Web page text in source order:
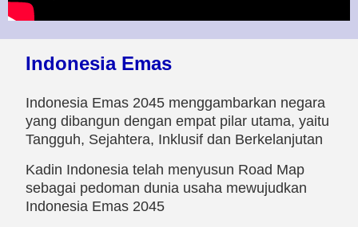
Indonesia Emas
Indonesia Emas 2045 menggambarkan negara
yang dibangun dengan empat pilar utama, yaitu
Tangguh, Sejahtera, Inklusif dan Berkelanjutan
Kadin Indonesia telah menyusun Road Map
sebagai pedoman dunia usaha mewujudkan
Indonesia Emas 2045